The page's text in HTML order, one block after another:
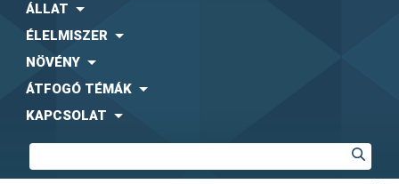
ÁLLAT
ÉLELMISZER
NÖVÉNY
ÁTFOGÓ TÉMÁK
KAPCSOLAT